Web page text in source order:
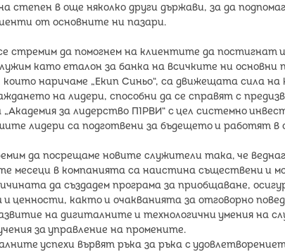
степен в още няколко други държави, за да
от основните ни пазари.
стремим да помогнем на клиентите да
като еталон за банка на всичките ни основни
наричаме „Екип Синьо“, са движещата сила на
на лидери, способни да се справят с
„Академия за лидерство П1РВИ“ с цел системно
лидери са подготвени за бъдещето и работят
да посрещаме новите служители така, че
месеци в компанията са наистина съществени и
да създадем програма за приобщаване,
ценности, както и очакванията за отговорно
на дигиталните и технологични умения на
за управление на промените.
успехи вървят ръка за ръка с